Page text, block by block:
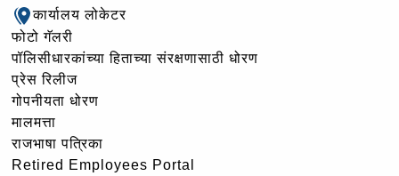
कार्यालय लोकेटर
फोटो गॅलरी
पॉलिसीधारकांच्या हिताच्या संरक्षणासाठी धोरण
प्रेस रिलीज
गोपनीयता धोरण
मालमत्ता
राजभाषा पत्रिका
Retired Employees Portal